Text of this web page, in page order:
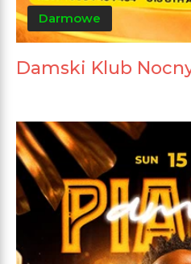
Darmowe
Damski Klub